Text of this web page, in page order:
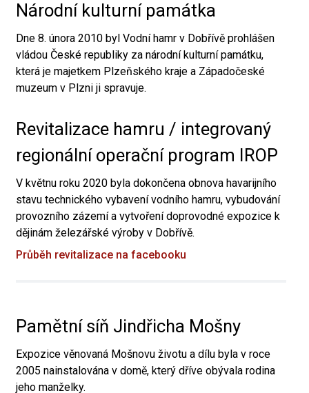
Národní kulturní památka
Dne 8. února 2010 byl Vodní hamr v Dobřívě prohlášen
vládou České republiky za národní kulturní památku,
která je majetkem Plzeňského kraje a Západočeské
muzeum v Plzni ji spravuje.
Revitalizace hamru / integrovaný
regionální operační program IROP
V květnu roku 2020 byla dokončena obnova havarijního
stavu technického vybavení vodního hamru, vybudování
provozního zázemí a vytvoření doprovodné expozice k
dějinám železářské výroby v Dobřívě.
Průběh revitalizace na facebooku
Pamětní síň Jindřicha Mošny
Expozice věnovaná Mošnovu životu a dílu byla v roce
2005 nainstalována v domě, který dříve obývala rodina
jeho manželky.